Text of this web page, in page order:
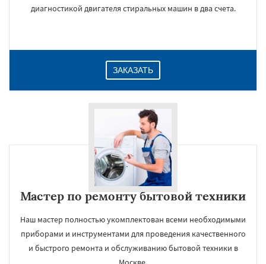
диагностикой двигателя стиральных машин в два счета.
ЗАКАЗАТЬ
Мастер по ремонту бытовой техники
Наш мастер полностью укомплектован всеми необходимыми
приборами и инструментами для проведения качественного
и быстрого ремонта и обслуживанию бытовой техники в